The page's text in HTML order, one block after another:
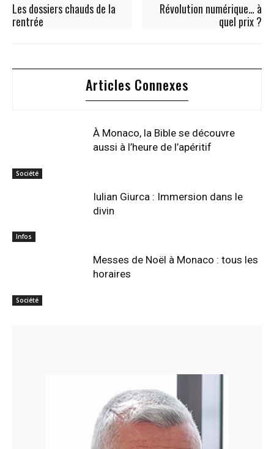
Les dossiers chauds de la
rentrée
Révolution numérique… à
quel prix ?
Articles Connexes
Société
À Monaco, la Bible se découvre
aussi à l’heure de l’apéritif
Infos
Iulian Giurca : Immersion dans le
divin
Société
Messes de Noël à Monaco : tous les
horaires